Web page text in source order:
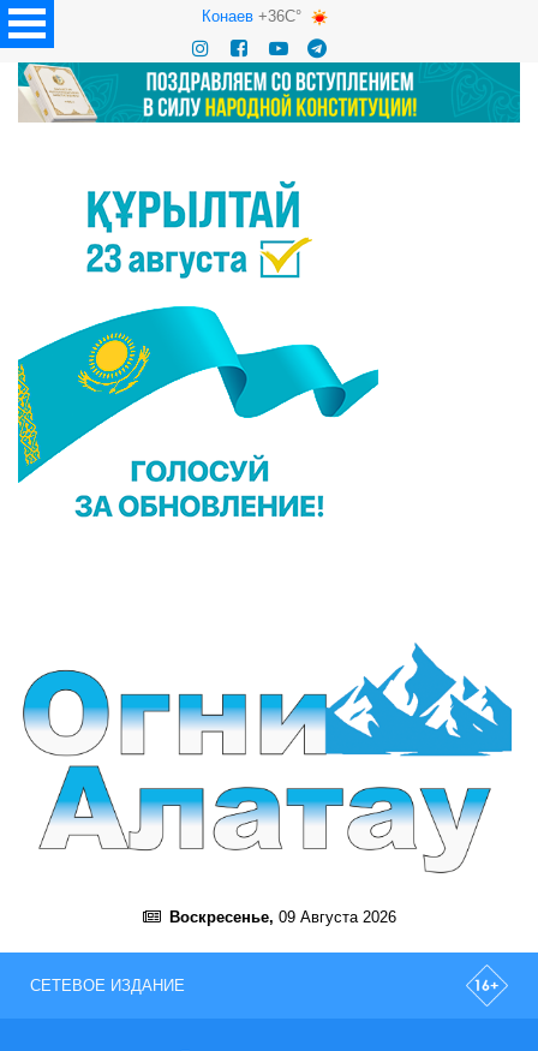
Конаев+36C°
Воскресенье, 09 Августа 2026
СЕТЕВОЕ ИЗДАНИЕ